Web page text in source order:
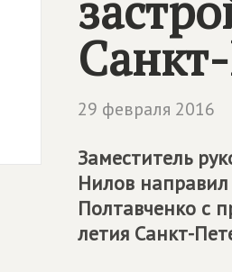
29 февраля 2016
Заместитель
Нилов направил
Полтавченко с
летия Санкт-